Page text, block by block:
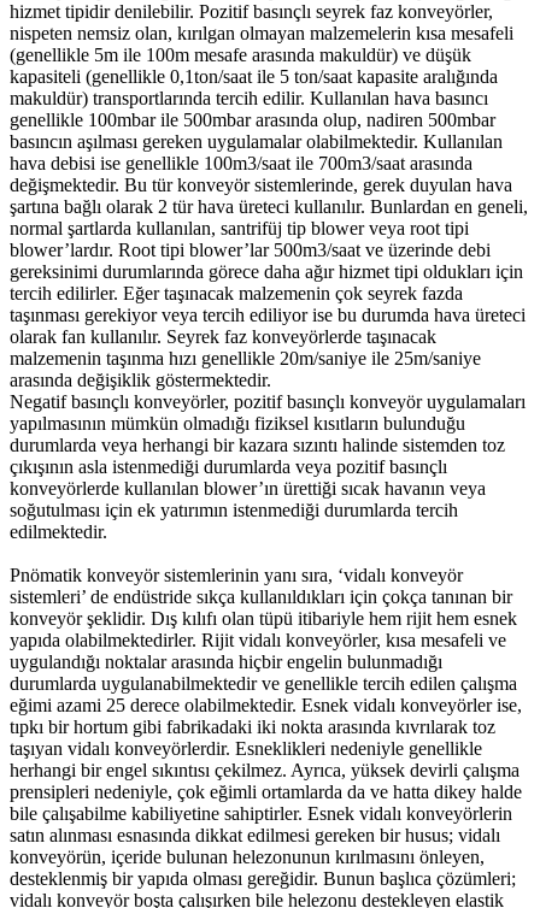
hizmet tipidir denilebilir. Pozitif basınçlı seyrek faz konveyörler,
nispeten nemsiz olan, kırılgan olmayan malzemelerin kısa mesafeli
(genellikle 5m ile 100m mesafe arasında makuldür) ve düşük
kapasiteli (genellikle 0,1ton/saat ile 5 ton/saat kapasite aralığında
makuldür) transportlarında tercih edilir. Kullanılan hava basıncı
genellikle 100mbar ile 500mbar arasında olup, nadiren 500mbar
basıncın aşılması gereken uygulamalar olabilmektedir. Kullanılan
hava debisi ise genellikle 100m3/saat ile 700m3/saat arasında
değişmektedir. Bu tür konveyör sistemlerinde, gerek duyulan hava
şartına bağlı olarak 2 tür hava üreteci kullanılır. Bunlardan en geneli,
normal şartlarda kullanılan, santrifüj tip blower veya root tipi
blower’lardır. Root tipi blower’lar 500m3/saat ve üzerinde debi
gereksinimi durumlarında görece daha ağır hizmet tipi oldukları için
tercih edilirler. Eğer taşınacak malzemenin çok seyrek fazda
taşınması gerekiyor veya tercih ediliyor ise bu durumda hava üreteci
olarak fan kullanılır. Seyrek faz konveyörlerde taşınacak
malzemenin taşınma hızı genellikle 20m/saniye ile 25m/saniye
arasında değişiklik göstermektedir.
Negatif basınçlı konveyörler, pozitif basınçlı konveyör uygulamaları
yapılmasının mümkün olmadığı fiziksel kısıtların bulunduğu
durumlarda veya herhangi bir kazara sızıntı halinde sistemden toz
çıkışının asla istenmediği durumlarda veya pozitif basınçlı
konveyörlerde kullanılan blower’ın ürettiği sıcak havanın veya
soğutulması için ek yatırımın istenmediği durumlarda tercih
edilmektedir.
Pnömatik konveyör sistemlerinin yanı sıra, ‘vidalı konveyör
sistemleri’ de endüstride sıkça kullanıldıkları için çokça tanınan bir
konveyör şeklidir. Dış kılıfı olan tüpü itibariyle hem rijit hem esnek
yapıda olabilmektedirler. Rijit vidalı konveyörler, kısa mesafeli ve
uygulandığı noktalar arasında hiçbir engelin bulunmadığı
durumlarda uygulanabilmektedir ve genellikle tercih edilen çalışma
eğimi azami 25 derece olabilmektedir. Esnek vidalı konveyörler ise,
tıpkı bir hortum gibi fabrikadaki iki nokta arasında kıvrılarak toz
taşıyan vidalı konveyörlerdir. Esneklikleri nedeniyle genellikle
herhangi bir engel sıkıntısı çekilmez. Ayrıca, yüksek devirli çalışma
prensipleri nedeniyle, çok eğimli ortamlarda da ve hatta dikey halde
bile çalışabilme kabiliyetine sahiptirler. Esnek vidalı konveyörlerin
satın alınması esnasında dikkat edilmesi gereken bir husus; vidalı
konveyörün, içeride bulunan helezonunun kırılmasını önleyen,
desteklenmiş bir yapıda olması gereğidir. Bunun başlıca çözümleri;
vidalı konveyör boşta çalışırken bile helezonu destekleyen elastik